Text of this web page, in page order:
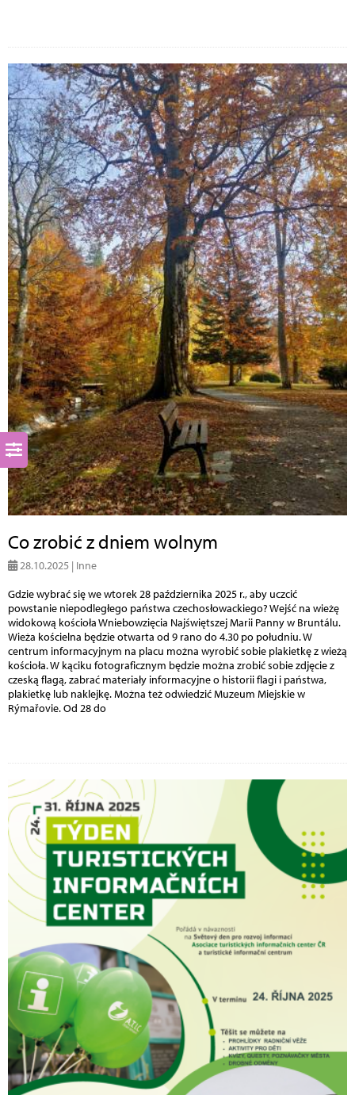
Co zrobić z dniem wolnym
28.10.2025 | Inne
Gdzie wybrać się we wtorek 28 października 2025 r., aby uczcić
powstanie niepodległego państwa czechosłowackiego? Wejść na wieżę
widokową kościoła Wniebowzięcia Najświętszej Marii Panny w Bruntálu.
Wieża kościelna będzie otwarta od 9 rano do 4.30 po południu. W
centrum informacyjnym na placu można wyrobić sobie plakietkę z wieżą
kościoła. W kąciku fotograficznym będzie można zrobić sobie zdjęcie z
czeską flagą, zabrać materiały informacyjne o historii flagi i państwa,
plakietkę lub naklejkę. Można też odwiedzić Muzeum Miejskie w
Rýmařovie. Od 28 do